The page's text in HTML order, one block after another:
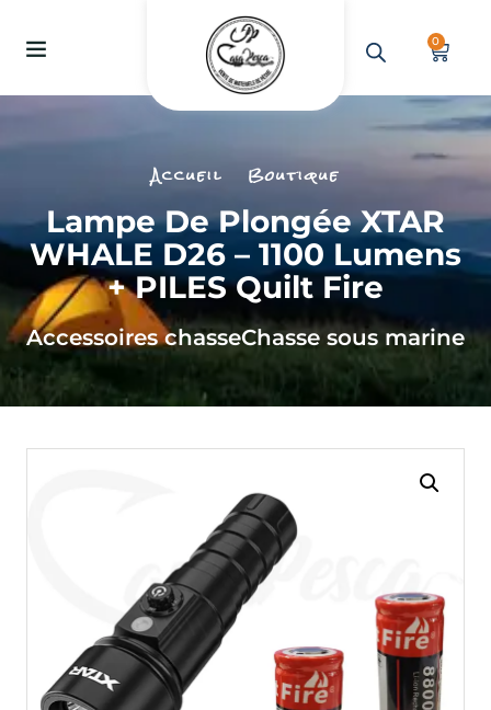
0
Accueil Boutique
Lampe De Plongée XTAR
WHALE D26 – 1100 Lumens
+ PILES Quilt Fire
Accessoires chasseChasse sous marine